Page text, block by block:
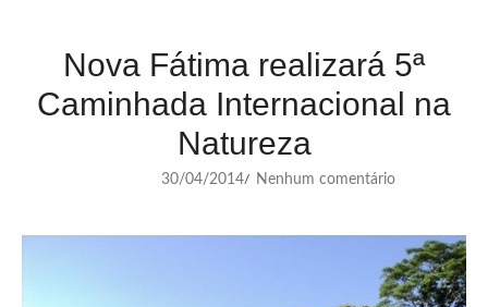
Nova Fátima realizará 5ª
Caminhada Internacional na
Natureza
30/04/2014/ Nenhum comentário